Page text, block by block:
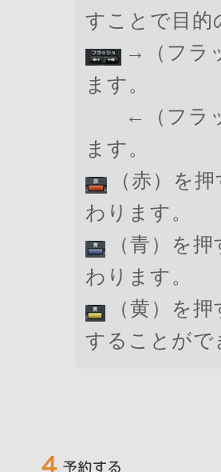
すことで目的
→（フラ
ます。
←（フラ
ます。
（赤）を
わります。
（青）を
わります。
（黄）を
することがで